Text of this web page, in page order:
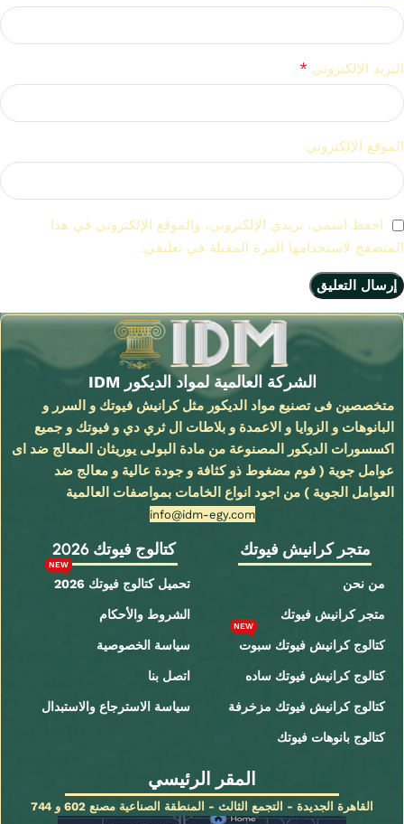
البريد الإلكتروني *
الموقع الإلكتروني
احفظ اسمي، بريدي الإلكتروني، والموقع الإلكتروني في هذا
المتصفح لاستخدامها المرة المقبلة في تعليقي.
الشركة العالمية لمواد الديكور IDM
متخصصين فى تصنيع مواد الديكور مثل كرانيش فيوتك و السرر و
البانوهات و الزوايا و الاعمدة و بلاطات ال ثري دي و فيوتك و جميع
اكسسورات الديكور المصنوعة من مادة البولى يوريثان المعالج ضد اى
عوامل جوية ( فوم مضغوط ذو كثافة و جودة عالية و معالج ضد
العوامل الجوية ) من اجود انواع الخامات بمواصفات العالمية
info@idm-egy.com
متجر كرانيش فيوتك
من نحن
متجر كرانيش فيوتك
كتالوج كرانيش فيوتك سبوت
NEW
كتالوج كرانيش فيوتك ساده
كتالوج كرانيش فيوتك مزخرفة
كتالوج بانوهات فيوتك
كتالوج فيوتك 2026
تحميل كتالوج فيوتك 2026
NEW
الشروط والأحكام
سياسة الخصوصية
اتصل بنا
سياسة الاسترجاع والاستبدال
المقر الرئيسي
القاهرة الجديدة - التجمع الثالث - المنطقة الصناعية مصنع 602 و 744